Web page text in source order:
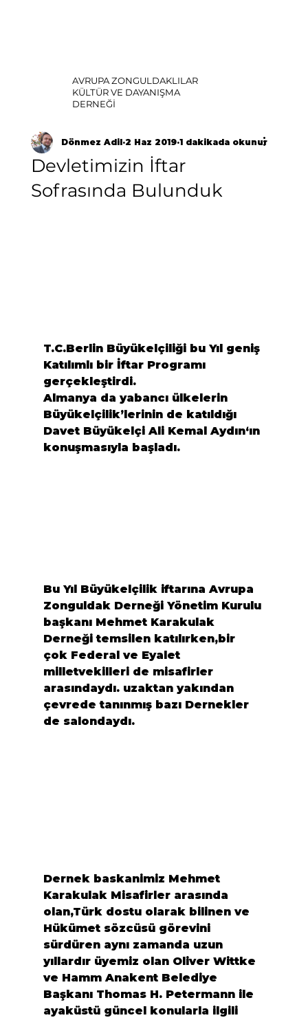
AVRUPA ZONGULDAKLILAR
KÜLTÜR VE DAYANIŞMA
DERNEĞİ
Devletimizin İftar
Sofrasında Bulunduk
Dönmez Adil 2 Haz 2019 1 dakikada okunur
T.C.Berlin Büyükelçiliği bu Yıl geniş
Katılımlı bir İftar Programı
gerçekleştirdi.
Almanya da yabancı ülkelerin
Büyükelçilik’lerinin de katıldığı
Davet Büyükelçi Ali Kemal Aydın‘ın
konuşmasıyla başladı.
Bu Yıl Büyükelçilik iftarına Avrupa
Zonguldak Derneği Yönetim Kurulu
başkanı Mehmet Karakulak
Derneği temsilen katılırken,bir
çok Federal ve Eyalet
milletvekilleri de misafirler
arasındaydı. uzaktan yakından
çevrede tanınmış bazı Dernekler
de salondaydı.
Dernek baskanimiz Mehmet
Karakulak Misafirler arasında
olan,Türk dostu olarak bilinen ve
Hükümet sözcüsü görevini
sürdüren aynı zamanda uzun
yıllardır üyemiz olan Oliver Wittke
ve Hamm Anakent Belediye
Başkanı Thomas H. Petermann ile
ayaküstü güncel konularla ilgili